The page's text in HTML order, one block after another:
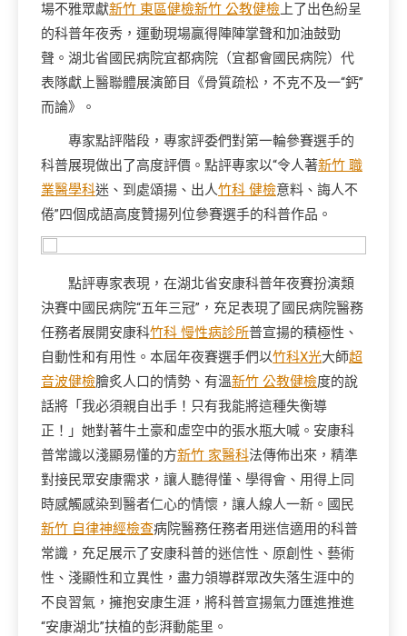
場不雅眾獻新竹 東區健檢新竹 公教健檢 上了出色紛呈
的科普年夜秀，運動現場贏得陣陣掌聲和加油鼓勁
聲。湖北省國民病院宜都病院（宜都會國民病院）代
表隊獻上醫聯體展演節目《骨質疏松，不克不及一“鈣”
而論》。
專家點評階段，專家評委們對第一輪參賽選手的
科普展現做出了高度評價。點評專家以“令人著新竹 職
業醫學科迷、到處頌揚、出人竹科 健檢意料、誨人不
倦”四個成語高度贊揚列位參賽選手的科普作品。
點評專家表現，在湖北省安康科普年夜賽扮演類
決賽中國民病院“五年三冠”，充足表現了國民病院醫務
任務者展開安康科竹科 慢性病診所普宣揚的積極性、
自動性和有用性。本屆年夜賽選手們以竹科X光大師超
音波健檢膾炙人口的情勢、有溫新竹 公教健檢度的說
話將「我必須親自出手！只有我能將這種失衡導
正！」她對著牛土豪和虛空中的張水瓶大喊。安康科
普常識以淺顯易懂的方新竹 家醫科法傳佈出來，精準
對接民眾安康需求，讓人聽得懂、學得會、用得上同
時感觸感染到醫者仁心的情懷，讓人線人一新。國民
新竹 自律神經檢查病院醫務任務者用迷信適用的科普
常識，充足展示了安康科普的迷信性、原創性、藝術
性、淺顯性和立異性，盡力領導群眾改失落生涯中的
不良習氣，擁抱安康生涯，將科普宣揚氣力匯進推進
“安康湖北”扶植的彭湃動能里。